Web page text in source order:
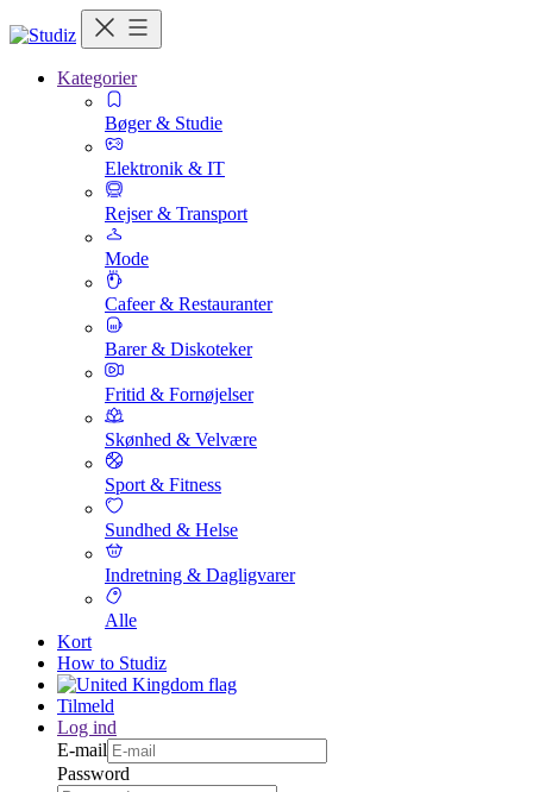
Kategorier
Bøger & Studie
Elektronik & IT
Rejser & Transport
Mode
Cafeer & Restauranter
Barer & Diskoteker
Fritid & Fornøjelser
Skønhed & Velvære
Sport & Fitness
Sundhed & Helse
Indretning & Dagligvarer
Alle
Kort
How to Studiz
Tilmeld
Log ind
E-mail
Password